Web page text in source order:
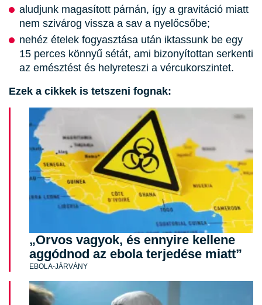
aludjunk magasított párnán, így a gravitáció miatt
nem szivárog vissza a sav a nyelőcsőbe;
nehéz ételek fogyasztása után iktassunk be egy
15 perces könnyű sétát, ami bizonyítottan serkenti
az emésztést és helyreteszi a vércukorszintet.
Ezek a cikkek is tetszeni fognak:
„Orvos vagyok, és ennyire kellene
aggódnod az ebola terjedése miatt”
EBOLA-JÁRVÁNY